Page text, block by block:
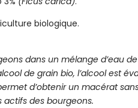
biologique.
dans un mélange d’eau
de grain bio, l’alcool est
d’obtenir un macérat
des bourgeons.